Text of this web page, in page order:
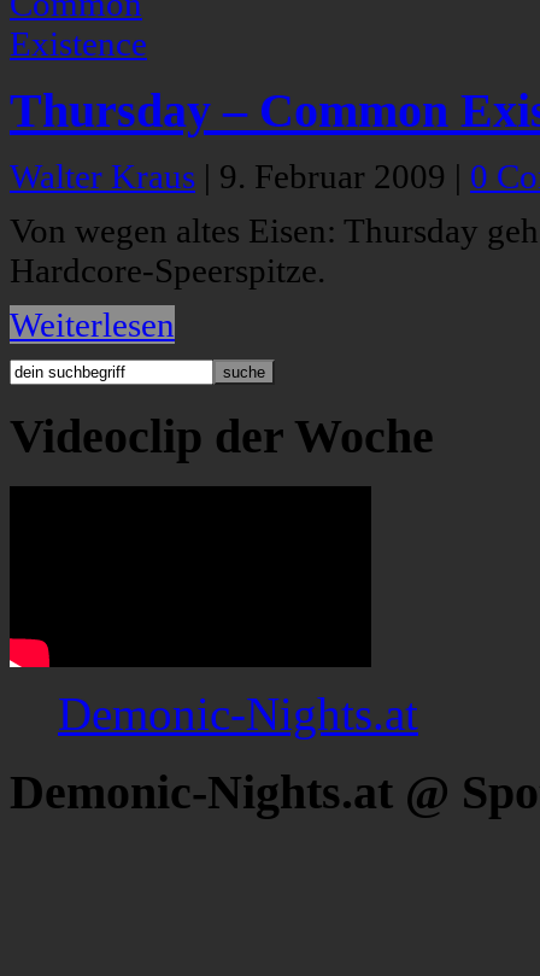
Thursday – Common
Walter Kraus | 9. Februar 2009 | 0
Von wegen altes Eisen: Thursday
Hardcore-Speerspitze.
Weiterlesen
Videoclip der Woche
Demonic-Nights.at
Demonic-Nights.at @